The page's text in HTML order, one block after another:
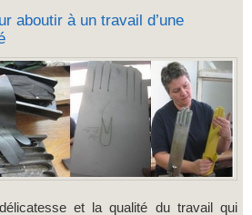
aboutir à un travail d’une